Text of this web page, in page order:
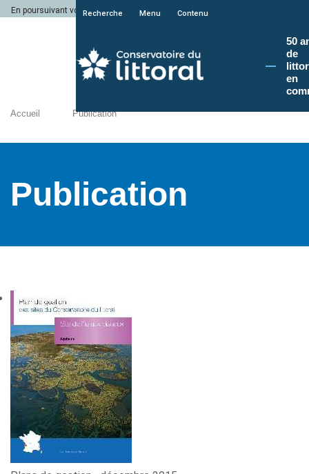
En poursuivant votre navigation sur le site du Conservatoire du littoral, vous
Recherche Menu Contenu
50
de
en
Accueil Publication
Publication